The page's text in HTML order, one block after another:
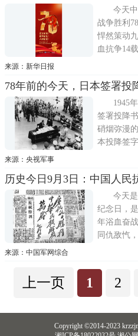
月3日，被
今天
战争胜利
悍然策动
血抗争14
外敌入侵
儿女用血
来源：新华日报
78年前的今天，日本签署投
1945
签署投降
硝烟弥漫
本投降签
年9月2日
道日本签
▲1945年
军军舰，
来源：央视军事
历史今日9月3日：中国人民
今天
纪念日，
年浴血奋
同仇敌忾
硝烟散去
忘。铭记
来源：中国军网综合
上一页 1 2
Copyright ©2014-2023